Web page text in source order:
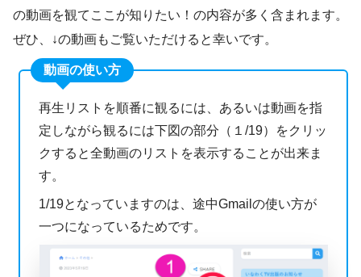
の動画を観てここが知りたい！の内容が多く含まれます。
ぜひ、↓の動画もご覧いただけると幸いです。
動画の使い方
再生リストを順番に観るには、あるいは動画を指
定しながら観るには下図の部分（１/19）をクリッ
クすると全動画のリストを表示することが出来ま
す。
1/19となっていますのは、途中Gmailの使い方が
一つになっているためです。